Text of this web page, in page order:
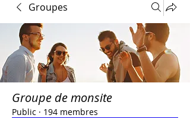
Groupes
Groupe de monsite
Public · 194 membres